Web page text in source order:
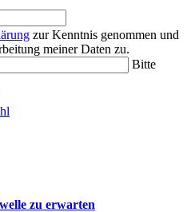
zur Kenntnis genommen und
meiner Daten zu.
Bitte
zu erwarten